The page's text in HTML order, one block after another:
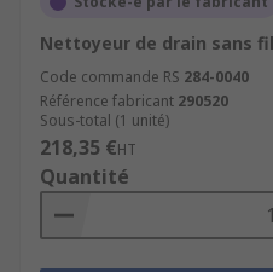
Nettoyeur de drain sans
Code commande RS 284-0040
Référence fabricant 290520
Sous-total (1 unité)
218,35 €HT
Quantité